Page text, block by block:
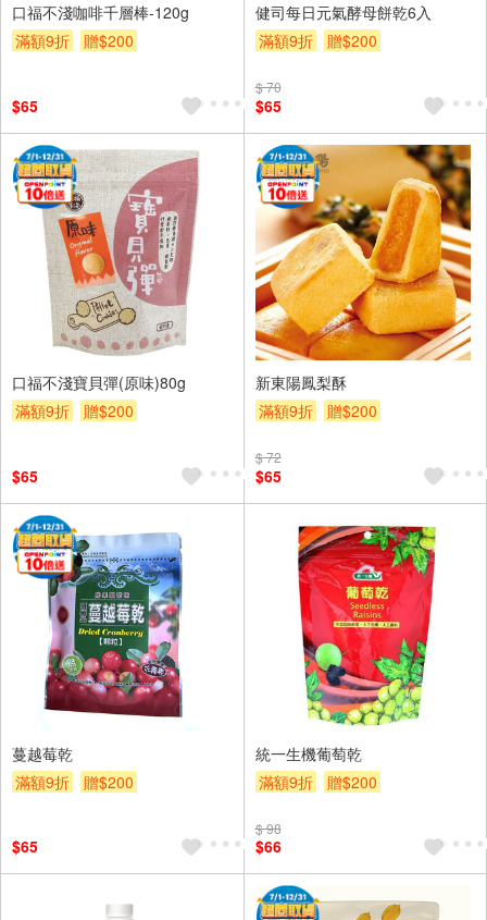
口福不淺咖啡千層棒-120g
滿額9折
贈$200
$65
健司每日元氣酵母餅乾6入
滿額9折
贈$200
$ 70
$65
口福不淺寶貝彈(原味)80g
滿額9折
贈$200
$65
新東陽鳳梨酥
滿額9折
贈$200
$ 72
$65
蔓越莓乾
滿額9折
贈$200
$65
統一生機葡萄乾
滿額9折
贈$200
$ 98
$66